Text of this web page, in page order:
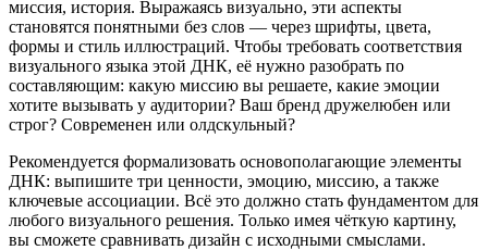
миссия, история. Выражаясь визуально, эти аспекты
становятся понятными без слов — через шрифты, цвета,
формы и стиль иллюстраций. Чтобы требовать соответствия
визуального языка этой ДНК, её нужно разобрать по
составляющим: какую миссию вы решаете, какие эмоции
хотите вызывать у аудитории? Ваш бренд дружелюбен или
строг? Современен или олдскульный?
Рекомендуется формализовать основополагающие элементы
ДНК: выпишите три ценности, эмоцию, миссию, а также
ключевые ассоциации. Всё это должно стать фундаментом для
любого визуального решения. Только имея чёткую картину,
вы сможете сравнивать дизайн с исходными смыслами.